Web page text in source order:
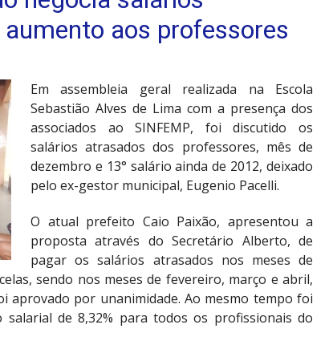
aos professores
Em assembleia geral realizada na Escola
Sebastião Alves de Lima com a presença dos
associados ao SINFEMP, foi discutido os
salários atrasados dos professores, mês de
dezembro e 13° salário ainda de 2012, deixado
pelo ex-gestor municipal, Eugenio Pacelli.
O atual prefeito Caio Paixão, apresentou a
proposta através do Secretário Alberto, de
pagar os salários atrasados nos meses de
sendo nos meses de fevereiro, março e abril,
aprovado por unanimidade. Ao mesmo tempo foi
de 8,32% para todos os profissionais do